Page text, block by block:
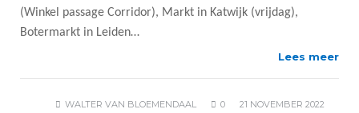
(Winkel passage Corridor), Markt in Katwijk (vrijdag),
Botermarkt in Leiden…
Lees meer
WALTER VAN BLOEMENDAAL 0
21 NOVEMBER 2022